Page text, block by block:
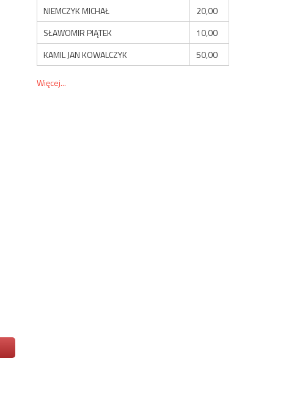
NIEMCZYK MICHAŁ
20,00
SŁAWOMIR PIĄTEK
10,00
KAMIL JAN KOWALCZYK
50,00
Więcej...